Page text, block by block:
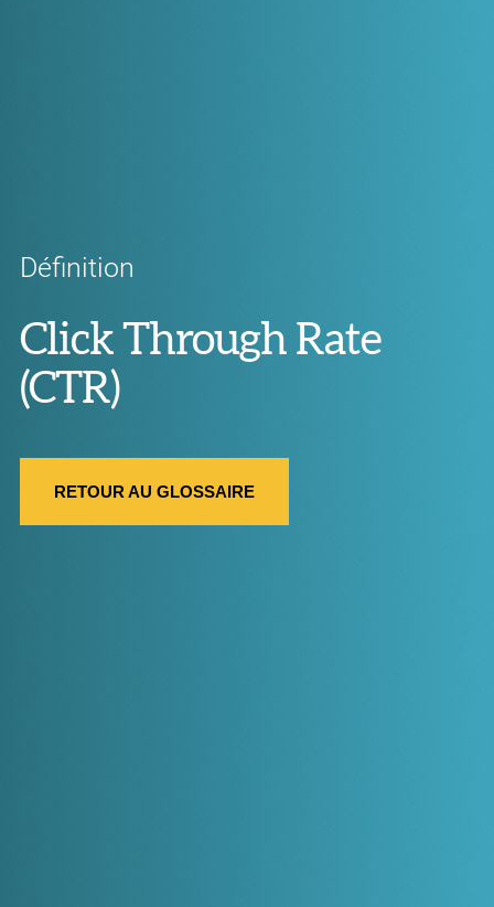
Définition
Click Through Rate
(CTR)
RETOUR AU GLOSSAIRE